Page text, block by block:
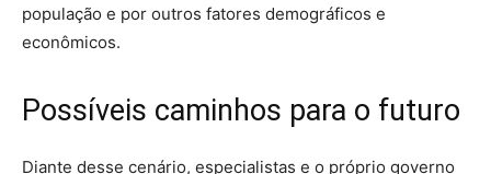
população e por outros fatores demográficos e
econômicos.
Possíveis caminhos para o futuro
Diante desse cenário, especialistas e o próprio governo